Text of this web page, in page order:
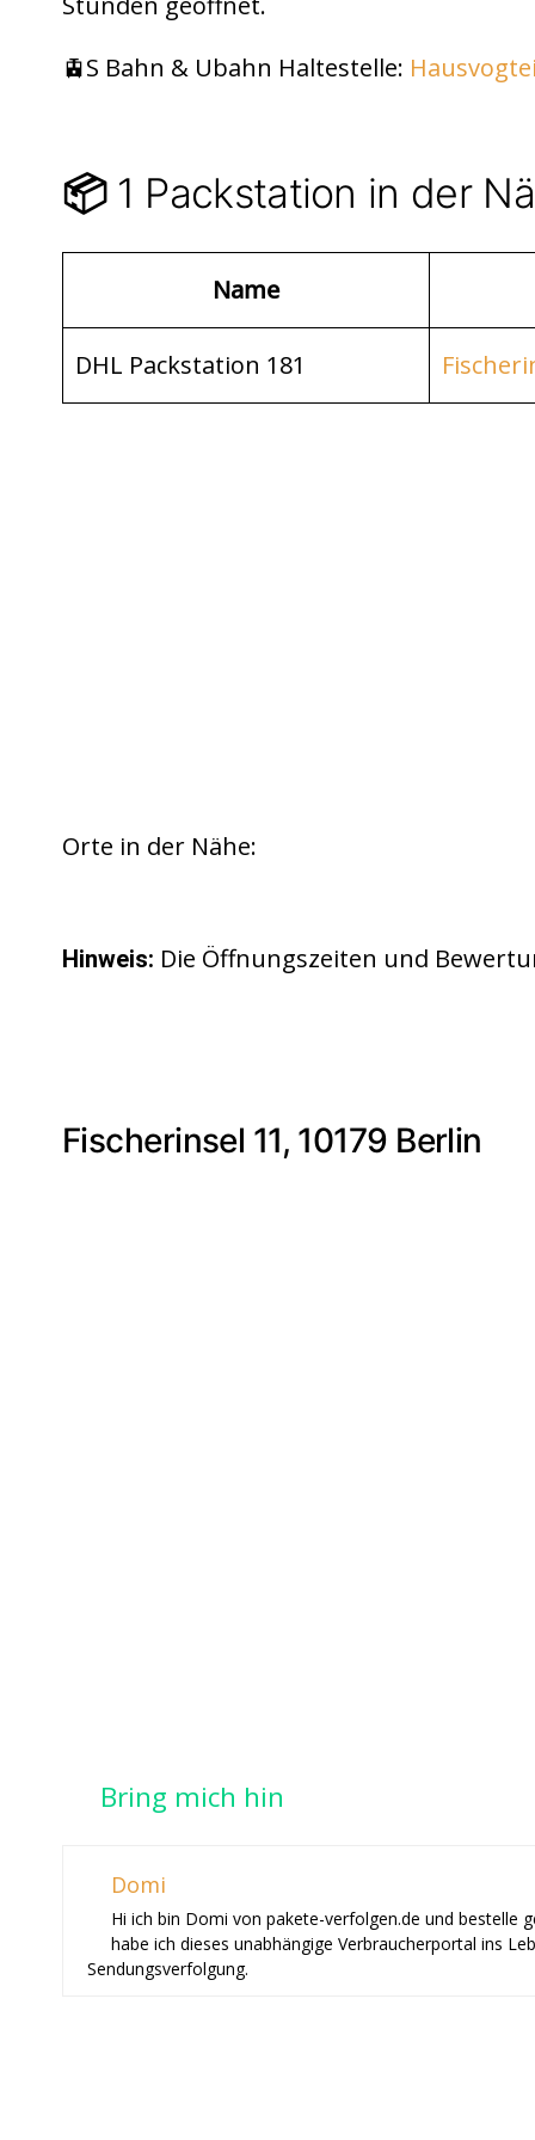
p
🚊S Bahn & Ubahn Haltestelle:
📦1 Packstation in der
Name
DHL Packstation 181
Orte in der Nähe:
Hinweis: Die Öffnungszeiten und
Fischerinsel 11, 10179 Berlin
Bring mich hin
Domi
Hi ich bin Domi von pakete-verfolgen.de und bestelle
habe ich dieses unabhängige Verbraucherportal ins
Sendungsverfolgung.